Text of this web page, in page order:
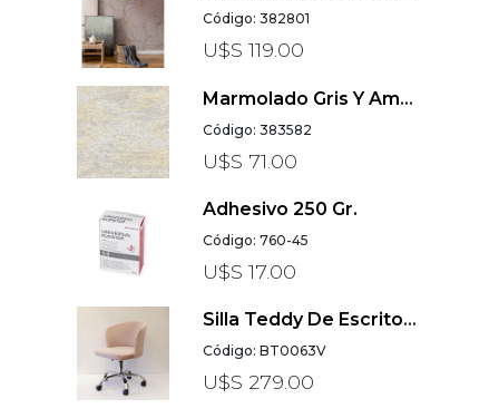
Código: 382801
U$S 119.00
Marmolado Gris Y Amarillo My Home My Spa
Código: 383582
U$S 71.00
Adhesivo 250 Gr.
Código: 760-45
U$S 17.00
Silla Teddy De Escritorio Giratoria En Velvet Rosa 1
Código: BT0063V
U$S 279.00